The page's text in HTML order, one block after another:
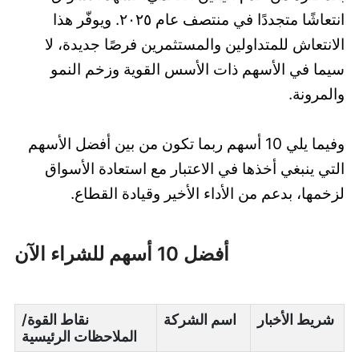
انتعاشًا متجددًا في منتصف عام ٢٠٢٥. ويوفّر هذا
الانتعاش للمتداولين والمستثمرين فرصًا جديدة، لا
سيما في الأسهم ذات الأسس القوية وزخم النمو
والمرونة.
وفيما يلي 10 أسهم ربما تكون من بين أفضل الأسهم
التي ينبغي أخذها في الاعتبار مع استعادة الأسواق
لزخمها، بدعم من الأداء الأخير وقيادة القطاع.
أفضل 10 أسهم للشراء الآن
شريط الأخبار اسم الشركة
نقاط القوة/
الملاحظات الرئيسية